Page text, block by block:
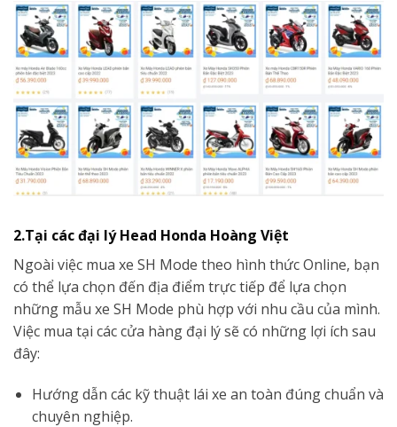
2.Tại các đại lý Head Honda Hoàng Việt
Ngoài việc mua xe SH Mode theo hình thức Online, bạn
có thể lựa chọn đến địa điểm trực tiếp để lựa chọn
những mẫu xe SH Mode phù hợp với nhu cầu của mình.
Việc mua tại các cửa hàng đại lý sẽ có những lợi ích sau
đây:
Hướng dẫn các kỹ thuật lái xe an toàn đúng chuẩn và
chuyên nghiệp.